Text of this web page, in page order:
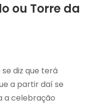
ou Torre da
diz que terá
a partir daí se
a celebração